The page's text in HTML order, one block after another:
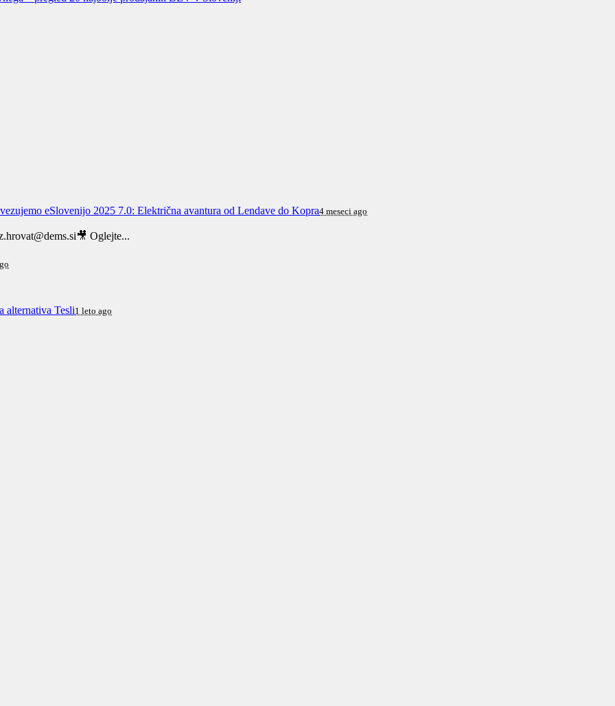
eSlovenijo 2025 7.0: Električna avantura od Lendave do Kopra4 meseci ago
Oglejte...
alternativa Tesli1 leto ago